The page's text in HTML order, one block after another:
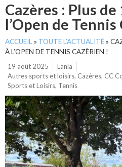
Cazères : Plus
l’Open de
ACCUEIL » TOUTE L’ACTUALITÉ»
À L’OPEN DE TENNIS CAZÈRIEN !
19 août 2025
Lanla
Autres sports et loisirs, Cazères, CC
Sports et Loisirs, Tennis